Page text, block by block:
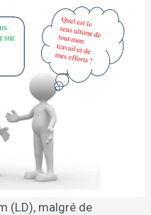
(LD), malgré de